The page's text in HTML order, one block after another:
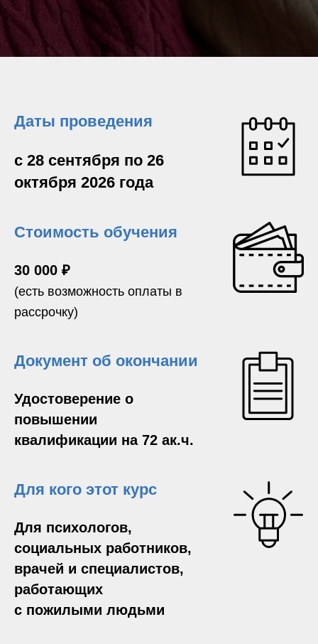
Даты проведения
с 28 сентября по 26
октября 2026 года
Стоимость обучения
30 000 ₽
(есть возможность оплаты в
рассрочку)
Документ об окончании
Удостоверение о
повышении
квалификации на 72 ак.ч.
Для кого этот курс
Для психологов,
социальных работников,
врачей и специалистов,
работающих
с пожилыми людьми